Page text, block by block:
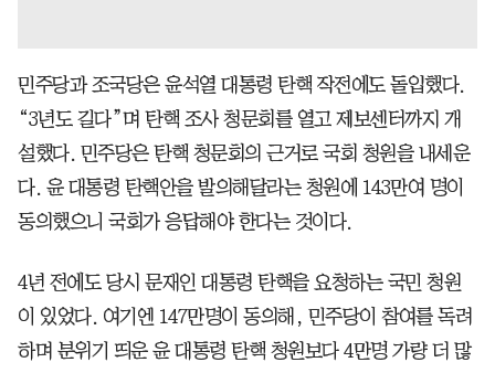
민주당과 조국당은 윤석열 대통령 탄핵 작전에도 돌입했다.
“3년도 길다”며 탄핵 조사 청문회를 열고 제보센터까지 개
설했다. 민주당은 탄핵 청문회의 근거로 국회 청원을 내세운
다. 윤 대통령 탄핵안을 발의해달라는 청원에 143만여 명이
동의했으니 국회가 응답해야 한다는 것이다.
4년 전에도 당시 문재인 대통령 탄핵을 요청하는 국민 청원
이 있었다. 여기엔 147만명이 동의해, 민주당이 참여를 독려
하며 분위기 띄운 윤 대통령 탄핵 청원보다 4만명 가량 더 많